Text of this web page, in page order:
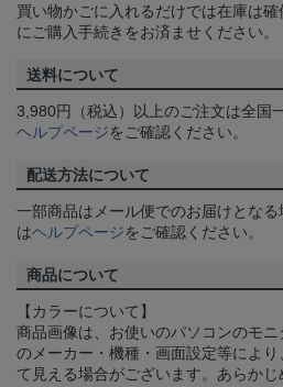
買い物かごに入れるだけでは在庫は
にご購入手続きをお済ませください。
送料について
3,980円（税込）以上のご注文は全国
ヘルプページをご確認ください。
配送方法について
一部商品はメール便でのお届けとなる
はヘルプページをご確認ください。
商品について
【カラーについて】
商品画像は、お使いのパソコンのモ
のメーカー・機種・画面設定等によ
て見える場合がございます。あらかじ